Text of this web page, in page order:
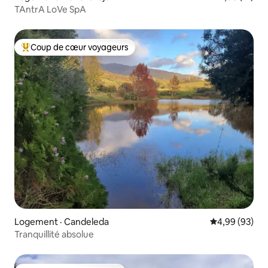
TAntrA LoVe SpA
Coup de cœur voyageurs parmi les plus aimés
Coup de cœur voyageurs
Logement · Candeleda Note
4,99 (93)
Tranquillité absolue